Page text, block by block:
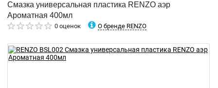
Смазка универсальная пластика RENZO аэр
Ароматная 400мл
0 оценок О бренде RENZO